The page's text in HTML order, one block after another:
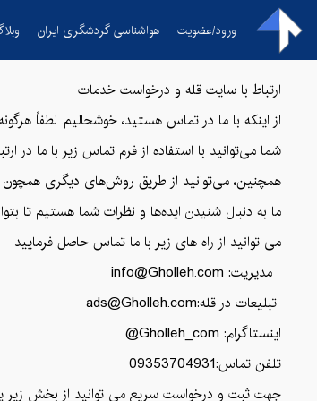
ورود/عضویت هواشناسی گردشگری ایران
ارتباط با سایت قله و درخواست خدمات
از اینکه با ما در تماس هستید، خوشحالیم. لطفاً
شما می‌توانید با استفاده از فرم تماس زیر با ما
همچنین، می‌توانید از طریق روش‌های دیگری همچون
ما به دنبال شنیدن ایده‌ها و نظرات شما هستیم تا
می توانید از راه های زیر با ما تماس حاصل فرمایید
مدیریت: info@Gholleh.com
تبلیعات در قله:ads@Gholleh.com
اینستاگرام: Gholleh_com@
تلفن تماس:09353704931
جهت ثبت و درخواست سریع می توانید از بخش زیر